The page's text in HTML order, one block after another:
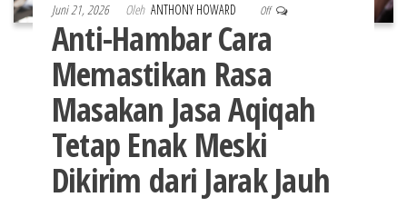
Juni 21, 2026 Oleh ANTHONY HOWARD Off
Anti-Hambar Cara
Memastikan Rasa
Masakan Jasa Aqiqah
Tetap Enak Meski
Dikirim dari Jarak Jauh